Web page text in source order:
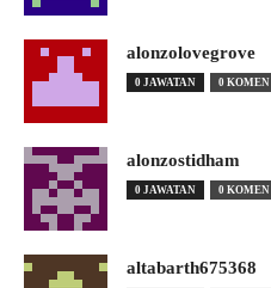
alonzolovegrove
0 JAWATAN 0 KOMEN
alonzostidham
0 JAWATAN 0 KOMEN
altabarth675368